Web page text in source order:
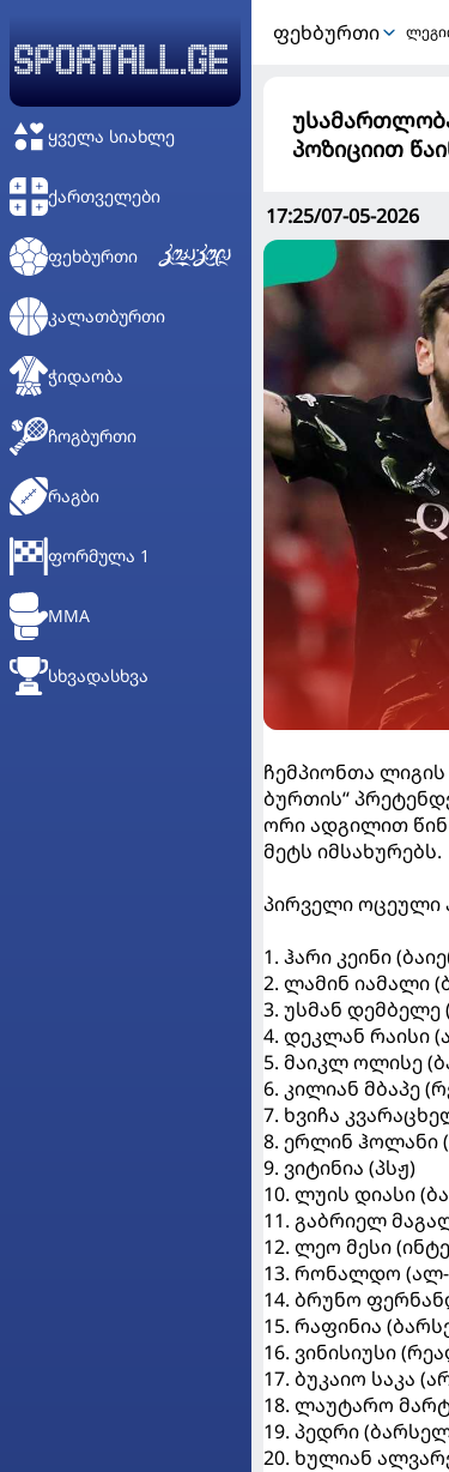
ᲧᲕᲔᲚᲐ ᲡᲘᲐᲮᲚᲔ
ᲥᲐᲠᲗᲕᲔᲚᲔᲑᲘ
ᲤᲔᲮᲑᲣᲠᲗᲘ
ᲙᲐᲚᲐᲗᲑᲣᲠᲗᲘ
ᲭᲘᲓᲐᲝᲑᲐ
ᲩᲝᲒᲑᲣᲠᲗᲘ
ᲠᲐᲒᲑᲘ
ᲤᲝᲠᲛᲣᲚᲐ 1
MMA
ᲡᲮᲕᲐᲓᲐᲡᲮᲕᲐ
ᲤᲔᲮᲑᲣᲠᲗᲘ
პოზიციით
17:25/07-05-2026
ჩემპიონთა
ბურთის“
ორი ადგილით წინ
მეტს იმსახურებს.
პირველი ოცეული
1. ჰარი კეინი
2. ლამინ იამალი
3. უსმან დემბელე
4. დეკლან რაისი
5. მაიკლ ოლისე
6. კილიან მბაპე
7. ხვიჩა
8. ერლინ ჰოლანი
9. ვიტინია (პსჟ)
10. ლუის დიასი
11. გაბრიელ
12. ლეო მესი
13. რონალდო (ალ-
14. ბრუნო
15. რაფინია
16. ვინისიუსი
17. ბუკაიო საკა
18. ლაუტარო
19. პედრი
20. ხულიან